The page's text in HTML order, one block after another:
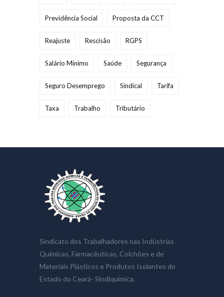
Previdência Social Proposta da CCT
Reajuste Rescisão RGPS
Salário Mínimo Saúde Segurança
Seguro Desemprego Sindical Tarifa
Taxa Trabalho Tributário
Sindicato dos Trabalhadores nas Indústrias
Quimicas, Farmacêuticas, Colchões e de
Materiais Plásticos e Produtos Isolantes do
Estado do Ceará- Sindiquímica.